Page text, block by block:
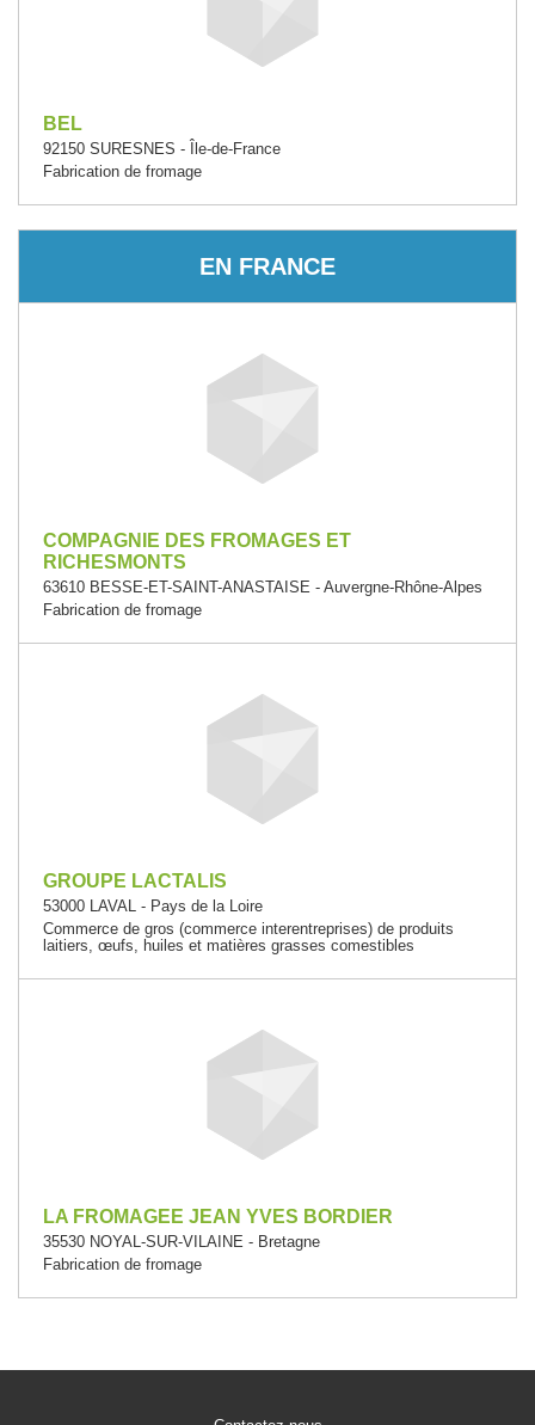
BEL
92150 SURESNES - Île-de-France
Fabrication de fromage
EN FRANCE
COMPAGNIE DES FROMAGES ET
RICHESMONTS
63610 BESSE-ET-SAINT-ANASTAISE - Auvergne-Rhône-Alpes
Fabrication de fromage
GROUPE LACTALIS
53000 LAVAL - Pays de la Loire
Commerce de gros (commerce interentreprises) de produits
laitiers, œufs, huiles et matières grasses comestibles
LA FROMAGEE JEAN YVES BORDIER
35530 NOYAL-SUR-VILAINE - Bretagne
Fabrication de fromage